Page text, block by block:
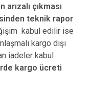
arızalı çıkması
teknik rapor
kabul edilir ise
kargo dışı
iadeler kabul
kargo ücreti